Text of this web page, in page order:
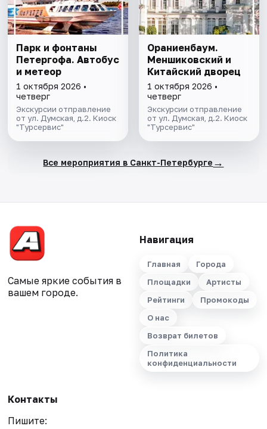
Парк и фонтаны
Петергофа. Автобус
и метеор
1 октября 2026 •
четверг
Экскурсии отправление
от ул. Думская, д.2. Киоск
"Турсервис"
Ораниенбаум.
Меншиковский и
Китайский дворец
1 октября 2026 •
четверг
Экскурсии отправление
от ул. Думская, д.2. Киоск
"Турсервис"
Все мероприятия в Санкт-Петербурге →
Самые яркие события в
вашем городе.
Навигация
Главная
Города
Площадки
Артисты
Рейтинги
Промокоды
О нас
Возврат билетов
Политика
конфиденциальности
Контакты
Пишите: